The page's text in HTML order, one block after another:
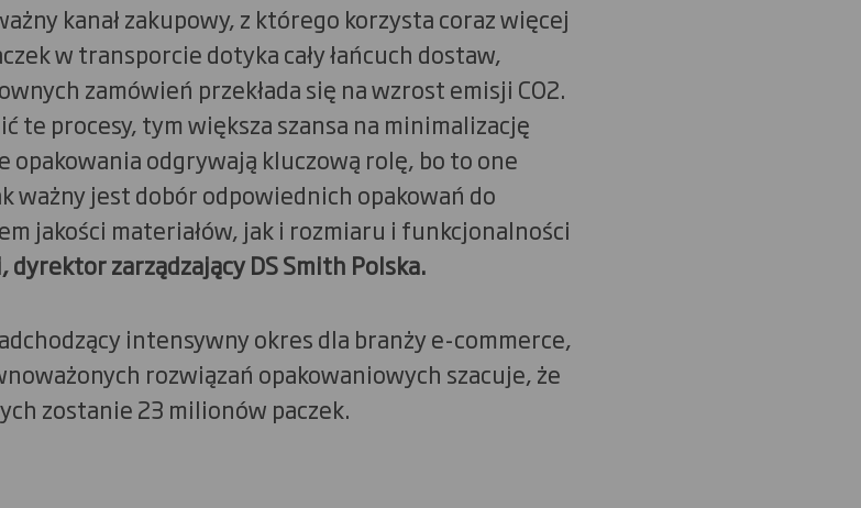
kanał zakupowy, z którego korzysta coraz więcej
w transporcie dotyka cały łańcuch dostaw,
zamówień przekłada się na wzrost emisji CO2.
te procesy, tym większa szansa na minimalizację
opakowania odgrywają kluczową rolę, bo to one
ważny jest dobór odpowiednich opakowań do
jakości materiałów, jak i rozmiaru i funkcjonalności
dyrektor zarządzający DS Smith Polska.
intensywny okres dla branży e-commerce,
rozwiązań opakowaniowych szacuje, że
zostanie 23 milionów paczek.